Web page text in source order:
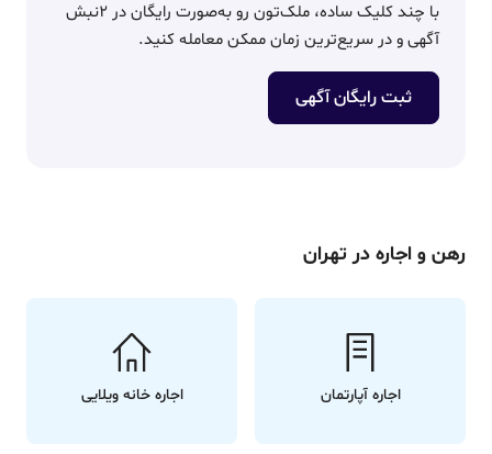
با چند کلیک ساده، ملک‌تون رو به‌صورت رایگان در ۲نبش
آگهی و در سریع‌ترین زمان ممکن معامله کنید.
ثبت رایگان آگهی
رهن و اجاره در تهران
اجاره آپارتمان اجاره خانه ویلایی